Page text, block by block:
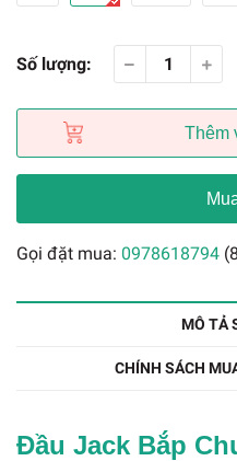
Số lượng:
Thêm
Gọi đặt mua: 0978618794
MÔ TẢ
CHÍNH SÁCH
Đầu Jack Bắp